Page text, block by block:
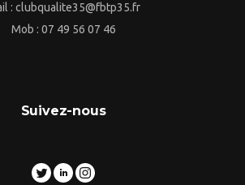
: clubqualite35@fbtp35.fr
Mob : 07 49 56 07 46
Suivez-nous